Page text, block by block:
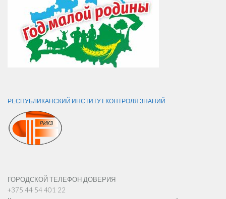
РЕСПУБЛИКАНСКИЙ ИНСТИТУТ КОНТРОЛЯ ЗНАНИЙ
ГОРОДСКОЙ ТЕЛЕФОН ДОВЕРИЯ
+375 44 54 401 22